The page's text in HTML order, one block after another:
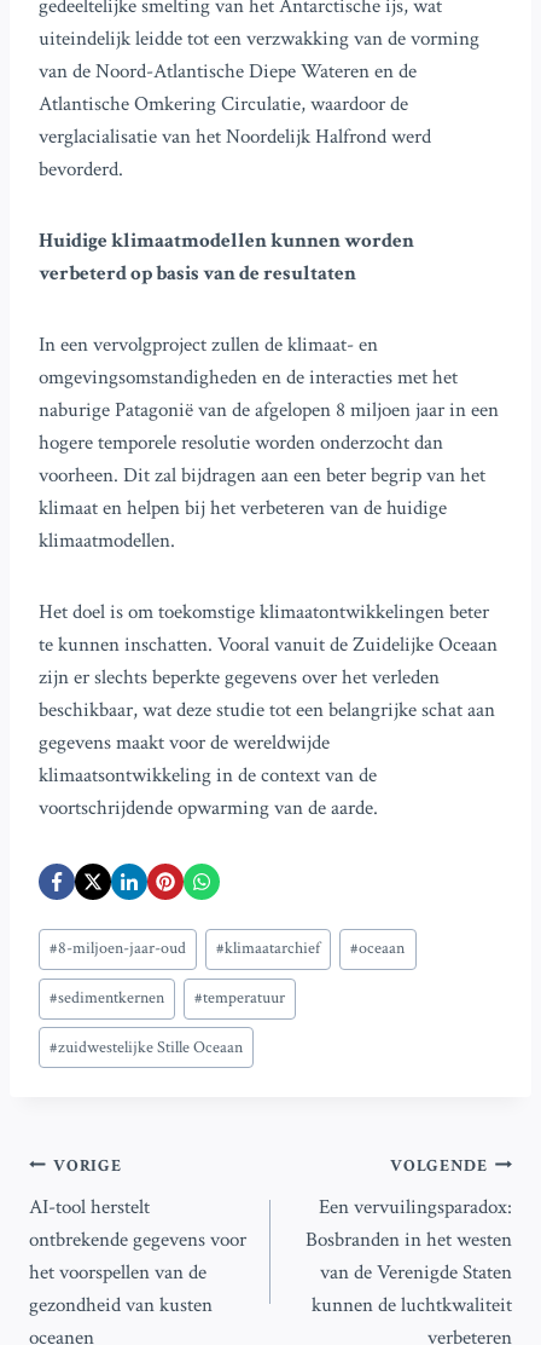
gedeeltelijke smelting van het Antarctische ijs, wat
uiteindelijk leidde tot een verzwakking van de vorming
van de Noord-Atlantische Diepe Wateren en de
Atlantische Omkering Circulatie, waardoor de
verglacialisatie van het Noordelijk Halfrond werd
bevorderd.
Huidige klimaatmodellen kunnen worden
verbeterd op basis van de resultaten
In een vervolgproject zullen de klimaat- en
omgevingsomstandigheden en de interacties met het
naburige Patagonië van de afgelopen 8 miljoen jaar in een
hogere temporele resolutie worden onderzocht dan
voorheen. Dit zal bijdragen aan een beter begrip van het
klimaat en helpen bij het verbeteren van de huidige
klimaatmodellen.
Het doel is om toekomstige klimaatontwikkelingen beter
te kunnen inschatten. Vooral vanuit de Zuidelijke Oceaan
zijn er slechts beperkte gegevens over het verleden
beschikbaar, wat deze studie tot een belangrijke schat aan
gegevens maakt voor de wereldwijde
klimaatsontwikkeling in de context van de
voortschrijdende opwarming van de aarde.
Bericht
tags:
#8-miljoen-jaar-oud #klimaatarchief #oceaan
#sedimentkernen #temperatuur
#zuidwestelijke Stille Oceaan
Bericht
navigatie
VORIGE
AI-tool herstelt
ontbrekende gegevens voor
het voorspellen van de
gezondheid van kusten
oceanen
VOLGENDE
Een vervuilingsparadox:
Bosbranden in het westen
van de Verenigde Staten
kunnen de luchtkwaliteit
verbeteren